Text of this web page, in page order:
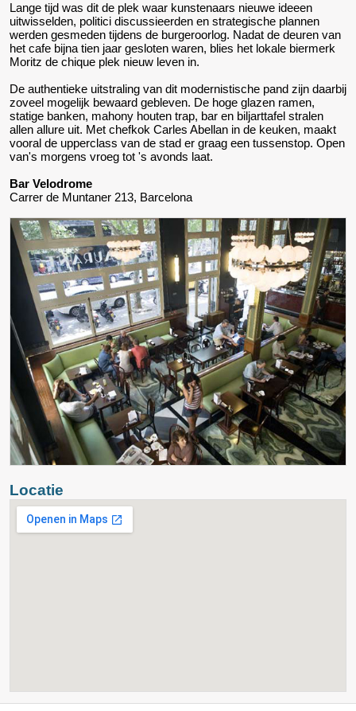
Lange tijd was dit de plek waar kunstenaars nieuwe ideeen
uitwisselden, politici discussieerden en strategische plannen
werden gesmeden tijdens de burgeroorlog. Nadat de deuren van
het cafe bijna tien jaar gesloten waren, blies het lokale biermerk
Moritz de chique plek nieuw leven in.
De authentieke uitstraling van dit modernistische pand zijn daarbij
zoveel mogelijk bewaard gebleven. De hoge glazen ramen,
statige banken, mahony houten trap, bar en biljarttafel stralen
allen allure uit. Met chefkok Carles Abellan in de keuken, maakt
vooral de upperclass van de stad er graag een tussenstop. Open
van's morgens vroeg tot 's avonds laat.
Bar Velodrome
Carrer de Muntaner 213, Barcelona
Locatie